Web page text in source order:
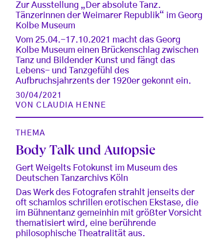
Zur Ausstellung „Der absolute Tanz.
Tänzerinnen der Weimarer Republik“ im Georg
Kolbe Museum
Vom 25.04.-17.10.2021 macht das Georg
Kolbe Museum einen Brückenschlag zwischen
Tanz und Bildender Kunst und fängt das
Lebens- und Tanzgefühl des
Aufbruchsjahrzents der 1920er gekonnt ein.
30/04/2021
VONCLAUDIA HENNE
THEMA
Body Talk und Autopsie
Gert Weigelts Fotokunst im Museum des
Deutschen Tanzarchivs Köln
Das Werk des Fotografen strahlt jenseits der
oft schamlos schrillen erotischen Ekstase, die
im Bühnentanz gemeinhin mit größter Vorsicht
thematisiert wird, eine berührende
philosophische Theatralität aus.